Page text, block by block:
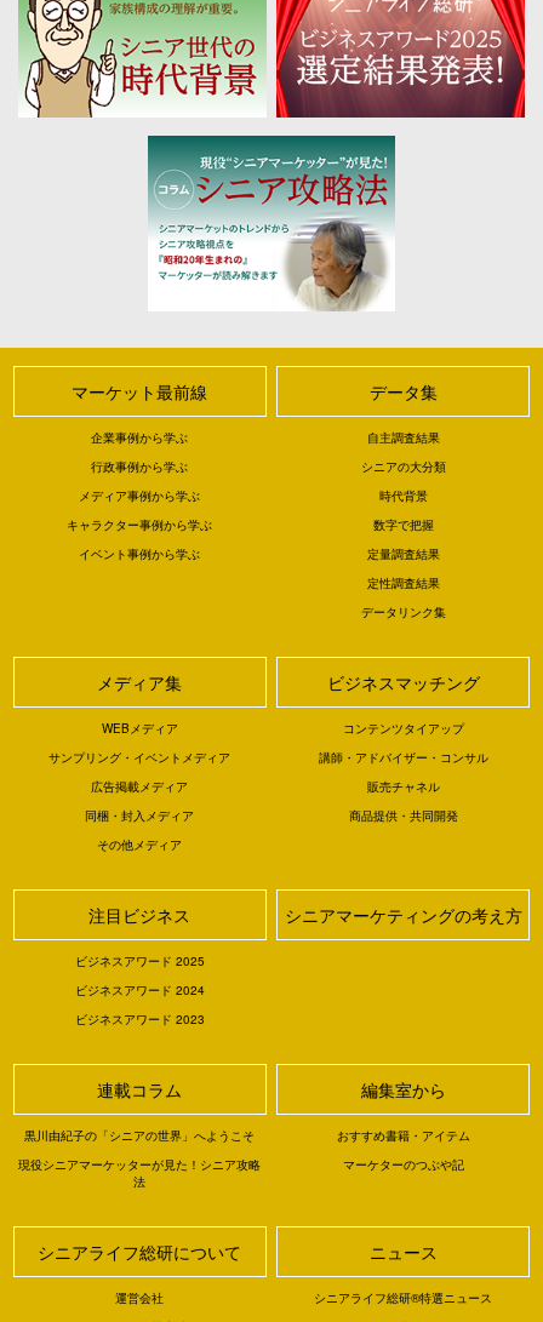
マーケット最前線
企業事例から学ぶ
行政事例から学ぶ
メディア事例から学ぶ
キャラクター事例から学ぶ
イベント事例から学ぶ
データ集
自主調査結果
シニアの大分類
時代背景
数字で把握
定量調査結果
定性調査結果
データリンク集
メディア集
WEBメディア
サンプリング・イベントメディア
広告掲載メディア
同梱・封入メディア
その他メディア
ビジネスマッチング
コンテンツタイアップ
講師・アドバイザー・コンサル
販売チャネル
商品提供・共同開発
注目ビジネス
ビジネスアワード 2025
ビジネスアワード 2024
ビジネスアワード 2023
シニアマーケティングの考え方
連載コラム
黒川由紀子の「シニアの世界」へようこそ
現役シニアマーケッターが見た！シニア攻略
法
編集室から
おすすめ書籍・アイテム
マーケターのつぶや記
シニアライフ総研について
運営会社
ニュース
シニアライフ総研®特選ニュース